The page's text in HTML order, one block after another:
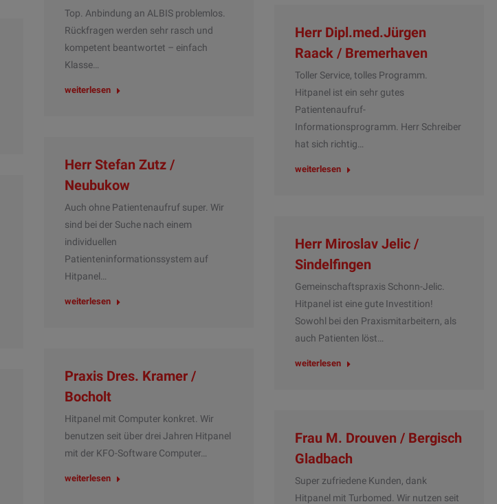
Top. Anbindung an ALBIS problemlos.
Rückfragen werden sehr rasch und
kompetent beantwortet – einfach
Klasse…
weiterlesen
Herr Dipl.med.Jürgen
Raack / Bremerhaven
Toller Service, tolles Programm.
Hitpanel ist ein sehr gutes
Patientenaufruf-
Informationsprogramm. Herr Schreiber
hat sich richtig…
weiterlesen
Herr Stefan Zutz /
Neubukow
Auch ohne Patientenaufruf super. Wir
sind bei der Suche nach einem
individuellen
Patienteninformationssystem auf
Hitpanel…
weiterlesen
Herr Miroslav Jelic /
Sindelfingen
Gemeinschaftspraxis Schonn-Jelic.
Hitpanel ist eine gute Investition!
Sowohl bei den Praxismitarbeitern, als
auch Patienten löst…
weiterlesen
Praxis Dres. Kramer /
Bocholt
Hitpanel mit Computer konkret. Wir
benutzen seit über drei Jahren Hitpanel
mit der KFO-Software Computer…
weiterlesen
Frau M. Drouven / Bergisch
Gladbach
Super zufriedene Kunden, dank
Hitpanel mit Turbomed. Wir nutzen seit